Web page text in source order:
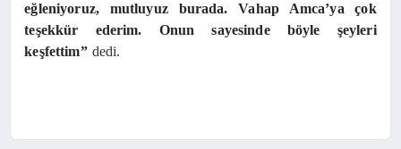
eğleniyoruz, mutluyuz burada. Vahap Amca’ya çok
teşekkür ederim. Onun sayesinde böyle şeyleri
keşfettim” dedi.